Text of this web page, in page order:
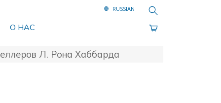
О НАС
Поиск
Л. Рона Хаббарда